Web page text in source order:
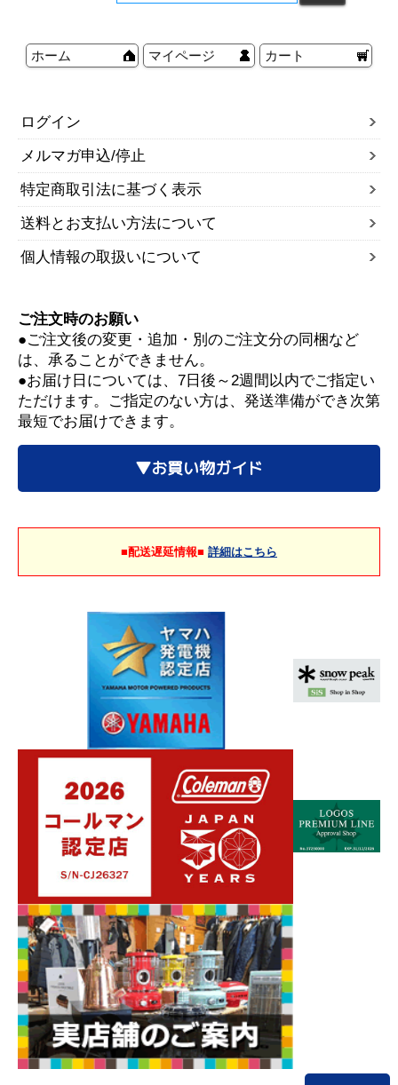
ホーム マイページ カート
ログイン
メルマガ申込/停止
特定商取引法に基づく表示
送料とお支払い方法について
個人情報の取扱いについて
ご注文時のお願い
●ご注文後の変更・追加・別のご注文分の同梱など
は、承ることができません。
●お届け日については、7日後～2週間以内でご指定い
ただけます。ご指定のない方は、発送準備ができ次第
最短でお届けできます。
▼お買い物ガイド
■配送遅延情報■ 詳細はこちら